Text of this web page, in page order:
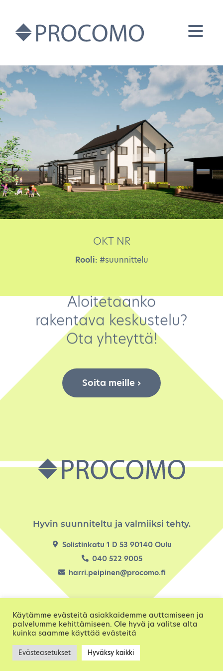
OKT NR
Rooli: #suunnittelu
Aloitetaanko
rakentava keskustelu?
Ota yhteyttä!
Soita meille ›
Hyvin suunniteltu ja valmiiksi tehty.
Solistinkatu 1 D 53 90140 Oulu
040 522 9005
harri.peipinen@procomo.fi
© 2024 Procomo
Käytämme evästeitä asiakkaidemme auttamiseen ja
palvelumme kehittämiseen. Ole hyvä ja valitse alta
kuinka saamme käyttää evästeitä
Evästeasetukset Hyväksy kaikki